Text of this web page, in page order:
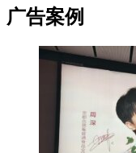
广告案例